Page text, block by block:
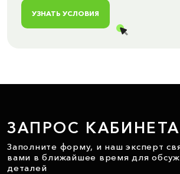
УЗНАТЬ УСЛОВИЯ
ЗАПРОС КАБИНЕТА
Заполните форму, и наш эксперт
вами в ближайшее время для
деталей